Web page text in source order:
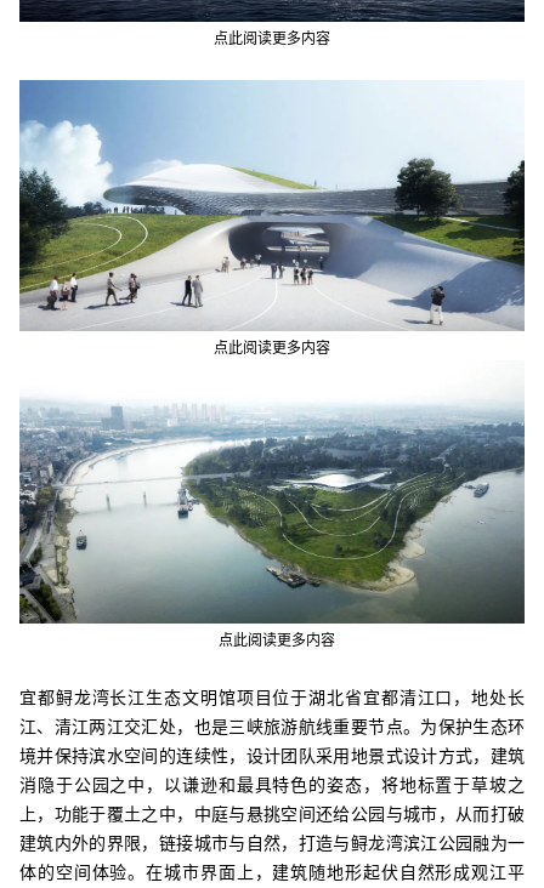
点此阅读更多内容
点此阅读更多内容
点此阅读更多内容
宜都鲟龙湾长江生态文明馆项目位于湖北省宜都清江口，地处长
江、清江两江交汇处，也是三峡旅游航线重要节点。为保护生态环
境并保持滨水空间的连续性，设计团队采用地景式设计方式，建筑
消隐于公园之中，以谦逊和最具特色的姿态，将地标置于草坡之
上，功能于覆土之中，中庭与悬挑空间还给公园与城市，从而打破
建筑内外的界限，链接城市与自然，打造与鲟龙湾滨江公园融为一
体的空间体验。在城市界面上，建筑随地形起伏自然形成观江平